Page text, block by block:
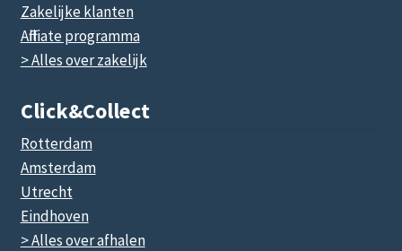
Zakelijke klanten
Affiliate programma
> Alles over zakelijk
Click&collect
Rotterdam
Amsterdam
Utrecht
Eindhoven
> Alles over afhalen